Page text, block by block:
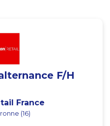
F/H
France
(16)